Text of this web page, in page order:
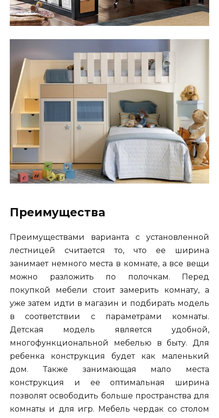
Преимущества
Преимуществами варианта с установленной
лестницей считается то, что ее ширина
занимает немного места в комнате, а все вещи
можно разложить по полочкам. Перед
покупкой мебели стоит замерить комнату, а
уже затем идти в магазин и подбирать модель
в соответствии с параметрами комнаты.
Детская модель является удобной,
многофункциональной мебелью в быту. Для
ребенка конструкция будет как маленький
дом. Также занимающая мало места
конструкция и ее оптимальная ширина
позволят освободить больше пространства для
комнаты и для игр. Мебель чердак со столом